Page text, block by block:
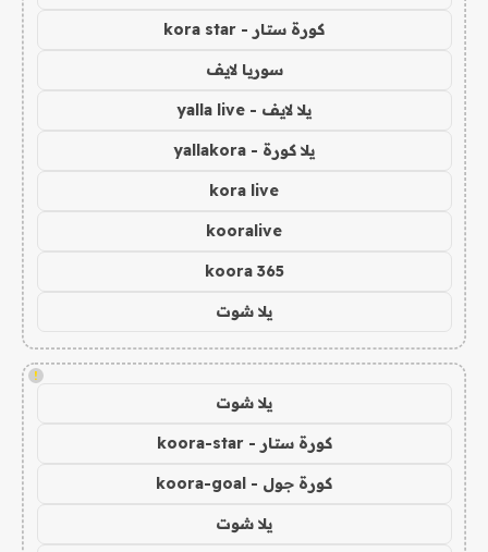
كورة ستار - kora star
سوريا لايف
يلا لايف - yalla live
يلا كورة - yallakora
kora live
kooralive
koora 365
يلا شوت
!
يلا شوت
كورة ستار - koora-star
كورة جول - koora-goal
يلا شوت